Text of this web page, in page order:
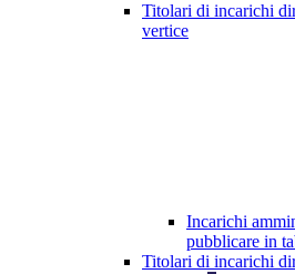
Titolari di incarichi
vertice
Incarichi
pubblicare in
Titolari di incarichi